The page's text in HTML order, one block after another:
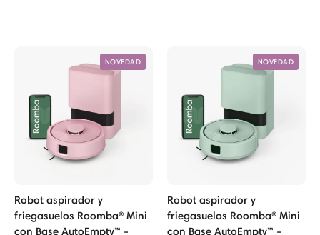
NOVEDAD
Robot aspirador y
friegasuelos Roomba® Mini
con Base AutoEmpty™ -
NOVEDAD
Robot aspirador y
friegasuelos Roomba® Mini
con Base AutoEmpty™ -